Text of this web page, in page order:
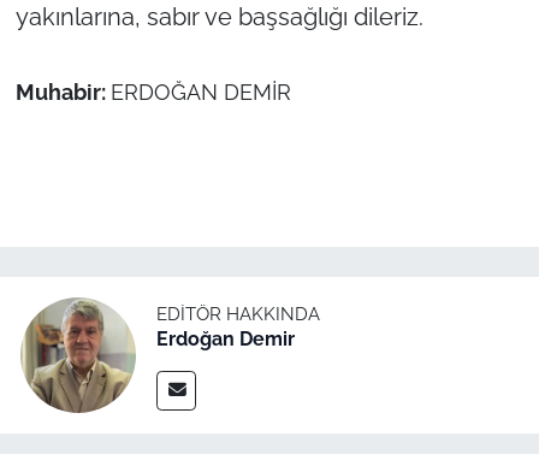
yakınlarına, sabır ve başsağlığı dileriz.
Muhabir: ERDOĞAN DEMİR
EDITÖR HAKKINDA
Erdoğan Demir
Bölge
Güvenlik
Dış Haberler
Magazin